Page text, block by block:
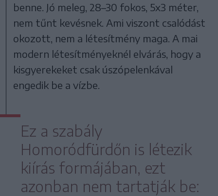
benne. Jó meleg, 28–30 fokos, 5x3 méter,
nem tűnt kevésnek. Ami viszont csalódást
okozott, nem a létesítmény maga. A mai
modern létesítményeknél elvárás, hogy a
kisgyerekeket csak úszópelenkával
engedik be a vízbe.
Ez a szabály
Homoródfürdőn is létezik
kiírás formájában, ezt
azonban nem tartatják be: